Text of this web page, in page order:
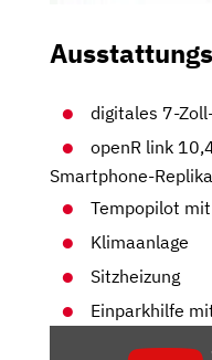
digitales 7-
openR link
Smartphone-
Tempopilot
Klimaanlage
Sitzheizung
Einparkhilfe